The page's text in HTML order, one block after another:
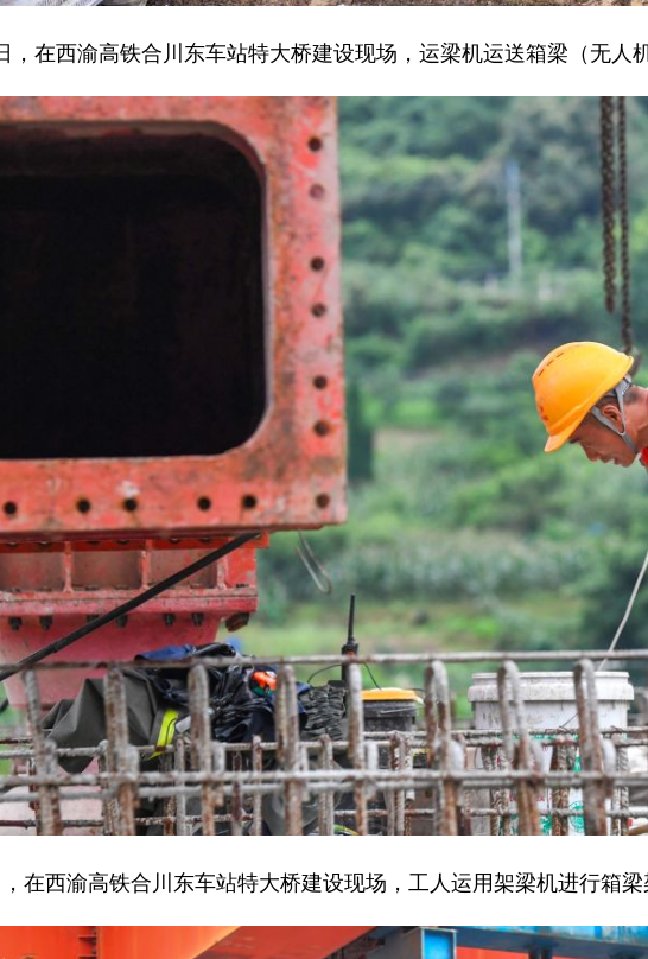
，在西渝高铁合川东车站特大桥建设现场，运梁机运送箱梁（无人
在西渝高铁合川东车站特大桥建设现场，工人运用架梁机进行箱